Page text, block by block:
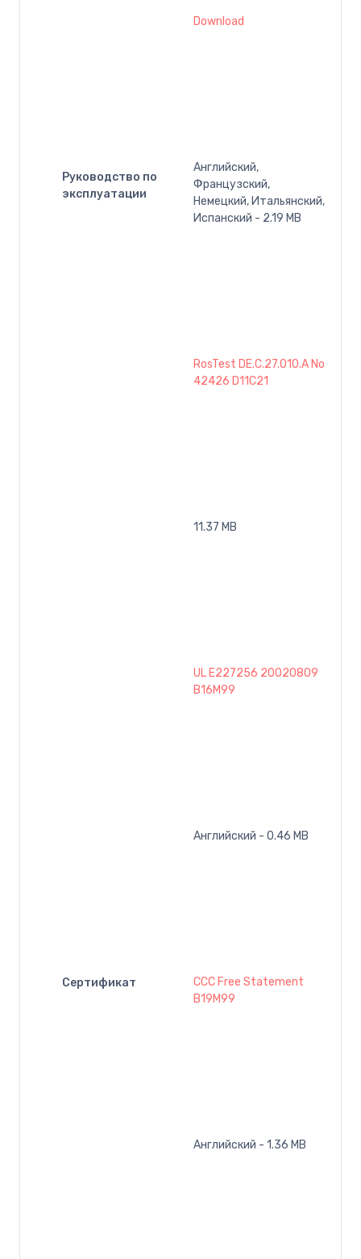
Руководство по
эксплуатации
Download
Английский,
Французский,
Немецкий, Итальянский,
Испанский - 2.19 MB
Сертификат
RosTest DE.C.27.010.A No
42426 D11C21
11.37 MB
UL E227256 20020809
B16M99
Английский - 0.46 MB
CCC Free Statement
B19M99
Английский - 1.36 MB